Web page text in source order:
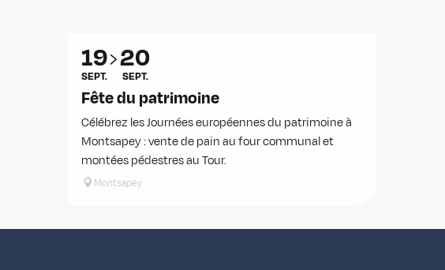
19
SEPT.
20
SEPT.
Fête du patrimoine
Célébrez les Journées européennes du patrimoine à
Montsapey : vente de pain au four communal et
montées pédestres au Tour.
Montsapey